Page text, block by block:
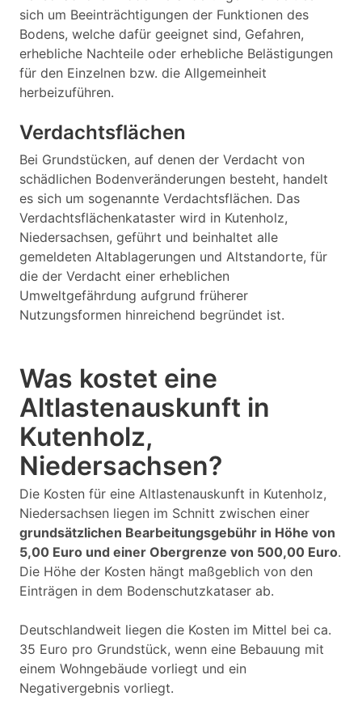
sich um Beeinträchtigungen der Funktionen des
Bodens, welche dafür geeignet sind, Gefahren,
erhebliche Nachteile oder erhebliche Belästigungen
für den Einzelnen bzw. die Allgemeinheit
herbeizuführen.
Verdachtsflächen
Bei Grundstücken, auf denen der Verdacht von
schädlichen Bodenveränderungen besteht, handelt
es sich um sogenannte Verdachtsflächen. Das
Verdachtsflächenkataster wird in Kutenholz,
Niedersachsen, geführt und beinhaltet alle
gemeldeten Altablagerungen und Altstandorte, für
die der Verdacht einer erheblichen
Umweltgefährdung aufgrund früherer
Nutzungsformen hinreichend begründet ist.
Was kostet eine
Altlastenauskunft in
Kutenholz,
Niedersachsen?
Die Kosten für eine Altlastenauskunft in Kutenholz,
Niedersachsen liegen im Schnitt zwischen einer
grundsätzlichen Bearbeitungsgebühr in Höhe von
5,00 Euro und einer Obergrenze von 500,00 Euro.
Die Höhe der Kosten hängt maßgeblich von den
Einträgen in dem Bodenschutzkataser ab.
Deutschlandweit liegen die Kosten im Mittel bei ca.
35 Euro pro Grundstück, wenn eine Bebauung mit
einem Wohngebäude vorliegt und ein
Negativergebnis vorliegt.